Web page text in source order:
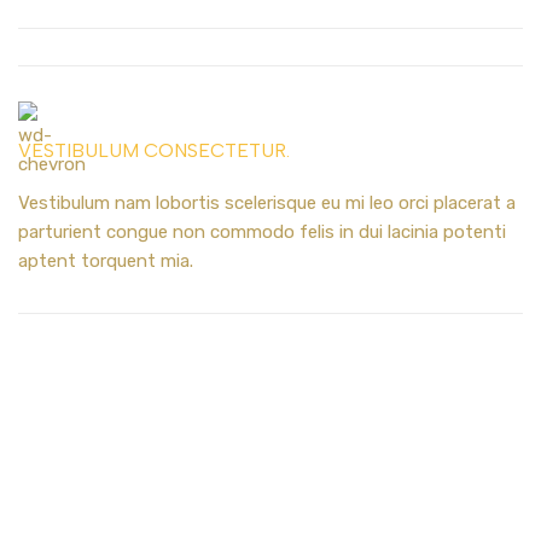
VESTIBULUM CONSECTETUR.
Vestibulum nam lobortis scelerisque eu mi leo orci placerat a
parturient congue non commodo felis in dui lacinia potenti
aptent torquent mia.